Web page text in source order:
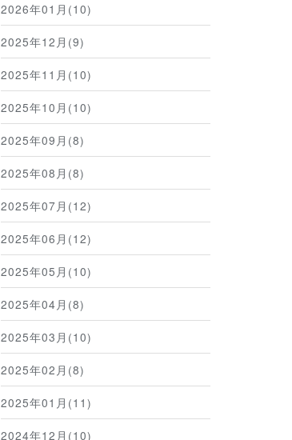
2026年01月(10)
2025年12月(9)
2025年11月(10)
2025年10月(10)
2025年09月(8)
2025年08月(8)
2025年07月(12)
2025年06月(12)
2025年05月(10)
2025年04月(8)
2025年03月(10)
2025年02月(8)
2025年01月(11)
2024年12月(10)